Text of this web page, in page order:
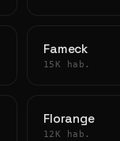
Fameck
15K hab.
Florange
12K hab.